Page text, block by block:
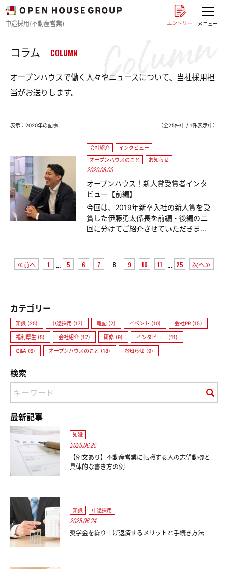
中途採用(不動産営業) メニュー
コラム COLUMN
オープンハウスで働く人々やニュースについて、当社採用担
当がお送りします。
表示：2020年の記事 （全25件中 / 1件表示中）
会社紹介
インタビュー
オープンハウスのこと
お知らせ
2020.08.09
オープンハウス！新人賞受賞者インタ
ビュー【前編】
今回は、2019年新卒入社の新人賞を受
賞した伊藤勇太係長を前編・後編の二
回に分けてご紹介させていただきま...
≪前へ 1 ... 5 6 7 8 9 10 11 ... 25 次へ≫
カテゴリー
知識 (25) 中途採用 (17) 雑記 (2) イベント (10) 会社PR (15)
福利厚生 (5) 会社紹介 (17) 研修 (9) インタビュー (11)
Q&A (6) オープンハウスのこと (18) お知らせ (9)
検索
最新記事
知識
2025.06.25
【例文あり】不動産営業に転職する人の志望動機と
具体的な書き方の例
知識 中途採用
2025.06.24
奨学金を繰り上げ返済するメリットと手続き方法